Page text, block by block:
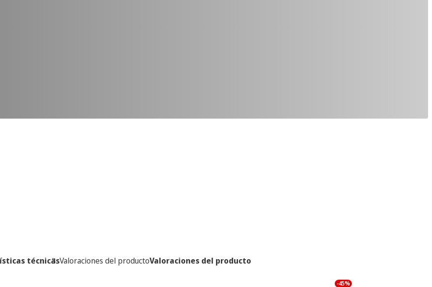
técnicasValoraciones del productoValoraciones del producto
-45%